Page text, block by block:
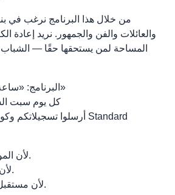
من خلال هذا البرنامج نرغب في
والعائلات والفن والجمهور. نريد إعادة
المساحة لمن يستحقها حقًا — الشباب
📻 البرنامج: «ساعة للطلاب والتلاميذ»
🕛 كل يوم سبت الساعة
لأن الموهبة تستحق أن تُسمع.
لأن الفن يستحق مساحة.
لأن مستقبل الموسيقى يبدأ اليوم.